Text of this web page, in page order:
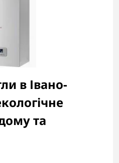
в Івано-
та
шкоди для довкілля й